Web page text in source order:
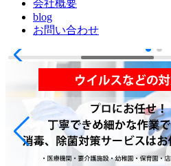
会社概要
blog
お問い合わせ